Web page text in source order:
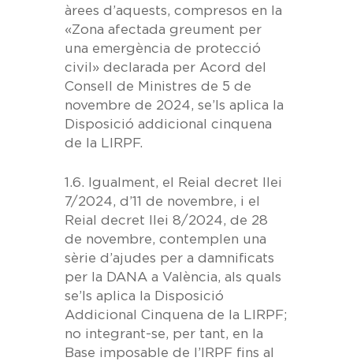
àrees d’aquests, compresos en la
«Zona afectada greument per
una emergència de protecció
civil» declarada per Acord del
Consell de Ministres de 5 de
novembre de 2024, se’ls aplica la
Disposició addicional cinquena
de la LIRPF.
1.6. Igualment, el Reial decret llei
7/2024, d’11 de novembre, i el
Reial decret llei 8/2024, de 28
de novembre, contemplen una
sèrie d’ajudes per a damnificats
per la DANA a València, als quals
se’ls aplica la Disposició
Addicional Cinquena de la LIRPF;
no integrant-se, per tant, en la
Base imposable de l’IRPF fins al